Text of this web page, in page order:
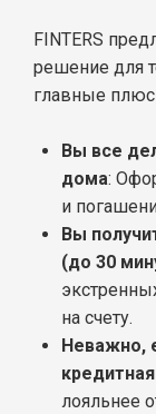
FINTERS
решение для
главные
Вы все
дома:
и
Вы
(до 30
на счету.
Неважно,
лояльнее